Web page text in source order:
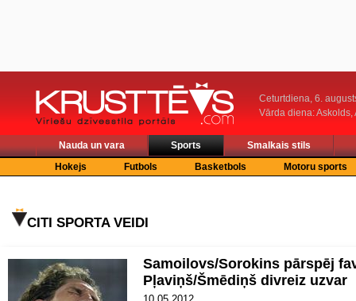
Ceturtdiena, 6.
Vārda diena: Askolds,
Nauda un vara Sports
Smalkais stils
Hokejs
Futbols Basketbols Motoru sports
CITI SPORTA VEIDI
Samoilovs/Sorokins pārspēj
Pļaviņš/Šmēdiņš divreiz uzvar